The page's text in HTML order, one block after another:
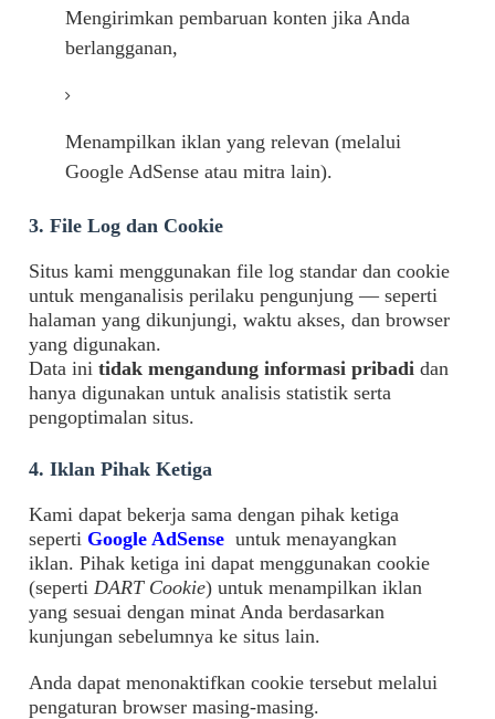
Mengirimkan pembaruan konten jika Anda
berlangganan,
Menampilkan iklan yang relevan (melalui
Google AdSense atau mitra lain).
3. File Log dan Cookie
Situs kami menggunakan file log standar dan cookie
untuk menganalisis perilaku pengunjung — seperti
halaman yang dikunjungi, waktu akses, dan browser
yang digunakan.
Data ini tidak mengandung informasi pribadi dan
hanya digunakan untuk analisis statistik serta
pengoptimalan situs.
4. Iklan Pihak Ketiga
Kami dapat bekerja sama dengan pihak ketiga
seperti Google AdSense untuk menayangkan
iklan. Pihak ketiga ini dapat menggunakan cookie
(seperti DART Cookie) untuk menampilkan iklan
yang sesuai dengan minat Anda berdasarkan
kunjungan sebelumnya ke situs lain.
Anda dapat menonaktifkan cookie tersebut melalui
pengaturan browser masing-masing.